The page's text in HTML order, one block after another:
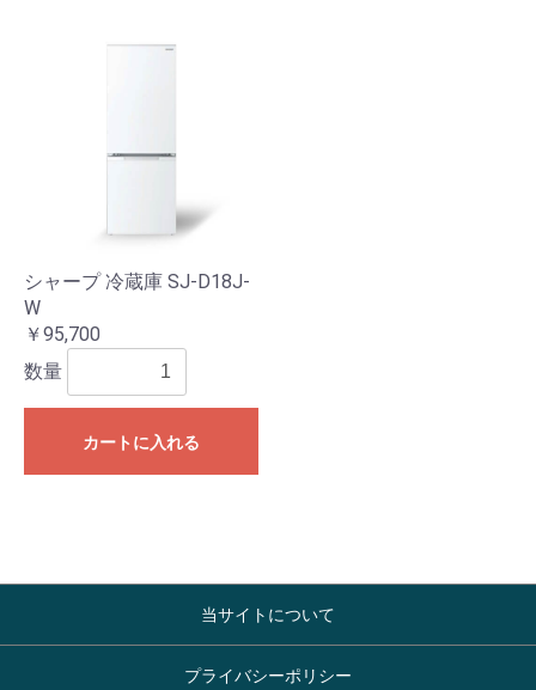
シャープ 冷蔵庫 SJ-D18J-
W
￥95,700
数量
カートに入れる
当サイトについて
プライバシーポリシー